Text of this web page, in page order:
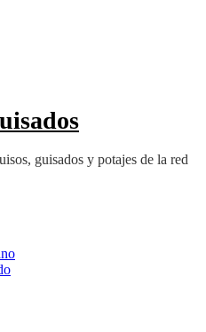
guisados y potajes de la red